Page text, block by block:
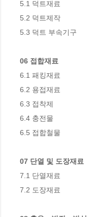
5.1 덕트재료
5.2 덕트제작
5.3 덕트 부속기구
06 접합재료
6.1 패킹재료
6.2 용접재료
6.3 접착제
6.4 충전물
6.5 접합철물
07 단열 및 도장재료
7.1 단열재료
7.2 도장재료